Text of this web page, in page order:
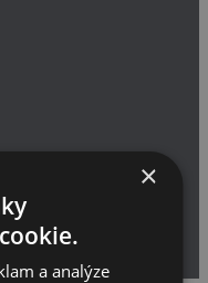
×
a analýze